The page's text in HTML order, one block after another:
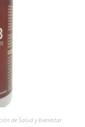
de Salud y bienestar